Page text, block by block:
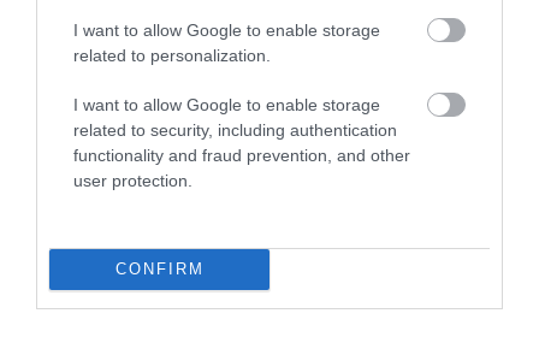
I want to allow Google to enable storage
related to personalization.
I want to allow Google to enable storage
related to security, including authentication
functionality and fraud prevention, and other
user protection.
CONFIRM
2022. március 28|Mindenki ügye
Hétfő reggel a lex TVN-nel ellehetetleníteni próbált TV24-en adott
A korábban külpolitikai elemzőként dolgozó Pryzdacz az in...
TÖRTÉNELMI MÉLYPONTON A MAGYAR-LENGYEL VISZONY
2022. április 08|Mindenki ügye
Bucsában, valaki javasolhatná neki, hogy keressen fel egy
szemészorvost – mondta egy pénteki interjúban Jarosław